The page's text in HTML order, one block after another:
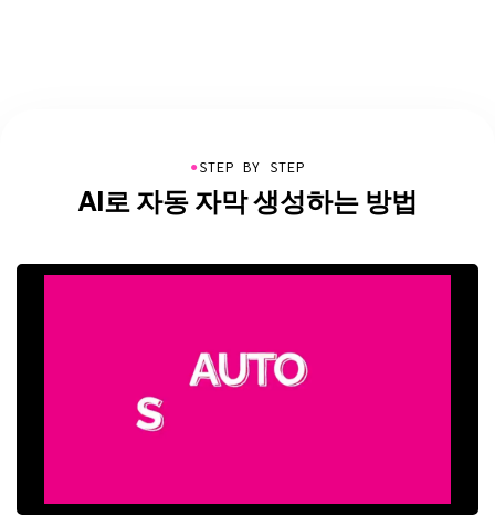
●STEP BY STEP
AI로 자동 자막 생성하는 방법